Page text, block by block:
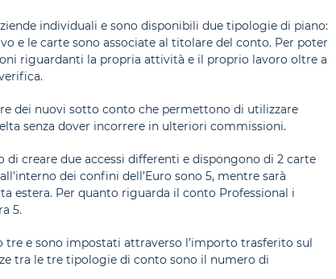
individuali e sono disponibili due tipologie di piano:
e le carte sono associate al titolare del conto. Per poter
riguardanti la propria attività e il proprio lavoro oltre a
dei nuovi sotto conto che permettono di utilizzare
senza dover incorrere in ulteriori commissioni.
creare due accessi differenti e dispongono di 2 carte
dei confini dell’Euro sono 5, mentre sarà
estera. Per quanto riguarda il conto Professional i
5.
e sono impostati attraverso l’importo trasferito sul
tra le tre tipologie di conto sono il numero di